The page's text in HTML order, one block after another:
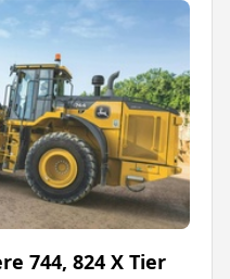
744, 824 X Tier